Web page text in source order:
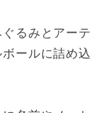
るみとアー
ールに詰め